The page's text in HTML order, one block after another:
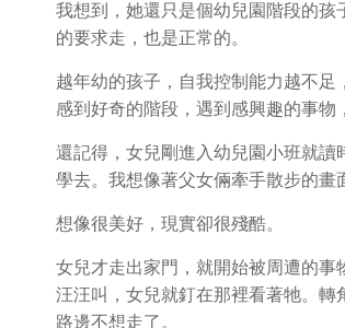
我想到，她還只是個幼兒園階段的孩
的要求走，也是正常的。
越年幼的孩子，自我控制能力越不
感到好奇的階段，遇到感興趣的事物
還記得，女兒剛進入幼兒園小班就
學去。我想像著父女倆牽手散步的畫
想像很美好，現實卻很殘酷。
女兒才走出家門，就開始被周遭的
汪汪叫，女兒就釘在那裡看著牠。
路邊不想走了。